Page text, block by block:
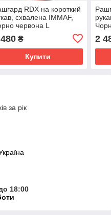
RDX на короткий
схвалена IMMAF,
червона L
₴
Купити
2
за рік
18:00